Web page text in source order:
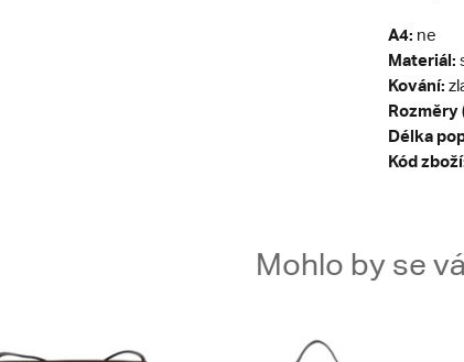
A4: ne
Materiál:
Kování:
Rozměry
Délka
Kód
Mohlo by se